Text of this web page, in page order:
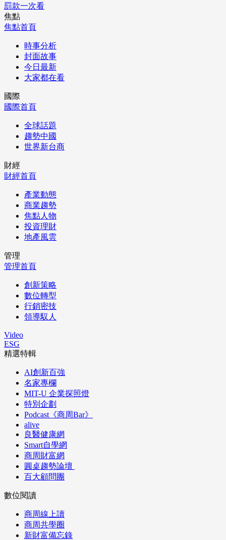
罰款一次看
焦點
焦點首頁
時事分析
封面故事
今日最新
大家都在看
國際
國際首頁
全球話題
趨勢中國
世界新台商
財經
財經首頁
產業動態
商業趨勢
焦點人物
投資理財
地產風雲
管理
管理首頁
創新策略
數位轉型
行銷密技
領導馭人
Video
ESG
精選特輯
AI創新百強
名家專欄
MIT-U 企業探照燈
特別企劃
Podcast《商周Bar》
alive
良醫健康網
Smart自學網
商周財富網
圓桌趨勢論壇
百大顧問團
數位閱讀
商周線上讀
商周共學圈
新財富備忘錄